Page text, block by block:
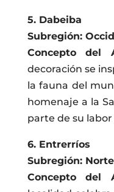
5. Dabeiba
Subregión:
Concepto del
decoración se
la fauna del
homenaje a la
parte de su labor
6. Entrerríos
Subregión:
Concepto del